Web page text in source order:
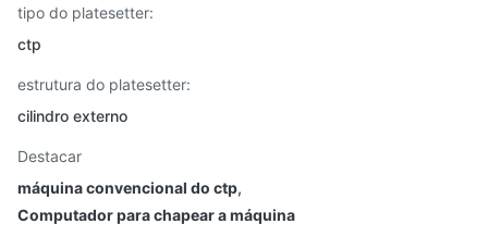
tipo do platesetter:
ctp
estrutura do platesetter:
cilindro externo
Destacar
máquina convencional do ctp,
Computador para chapear a máquina